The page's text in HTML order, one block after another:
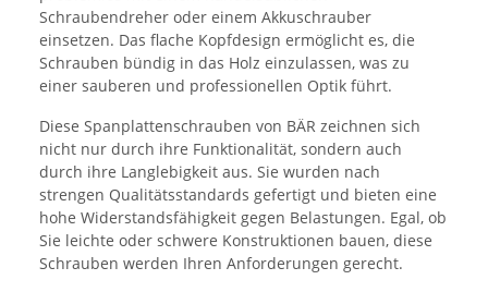
Schraubendreher oder einem Akkuschrauber
einsetzen. Das flache Kopfdesign ermöglicht es, die
Schrauben bündig in das Holz einzulassen, was zu
einer sauberen und professionellen Optik führt.
Diese Spanplattenschrauben von BÄR zeichnen sich
nicht nur durch ihre Funktionalität, sondern auch
durch ihre Langlebigkeit aus. Sie wurden nach
strengen Qualitätsstandards gefertigt und bieten eine
hohe Widerstandsfähigkeit gegen Belastungen. Egal, ob
Sie leichte oder schwere Konstruktionen bauen, diese
Schrauben werden Ihren Anforderungen gerecht.